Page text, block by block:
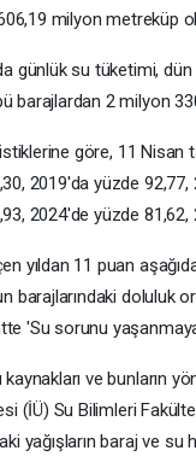
milyon metreküp
günlük su tüketimi,
barajlardan 2 milyon
göre, 11 Nisan
2019'da yüzde
2024'de yüzde
yıldan 11 puan
barajlarındaki doluluk
'Su sorunu
ve bunların
(İÜ) Su Bilimleri
yağışların baraj ve su